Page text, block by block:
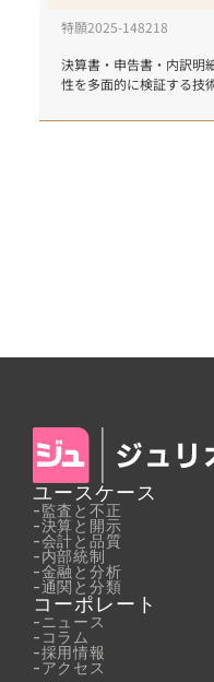
特願2025-148218
決算書・申告書・内訳明
性を多面的に検証する技
ユースケース
-監査と不正
-決算と開示
-会計と品質
-内部統制
-金融と分析
-通関と分類
コーポレート
- ニュース
- コラム
-採用情報
-アクセス